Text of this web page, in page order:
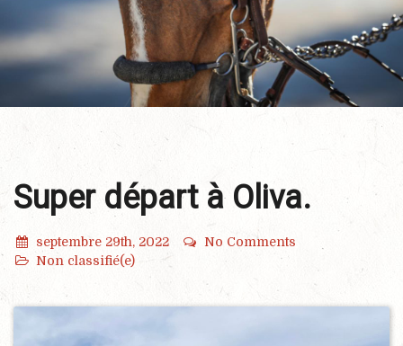
Super départ à Oliva.
septembre 29th, 2022
No Comments
Non classifié(e)